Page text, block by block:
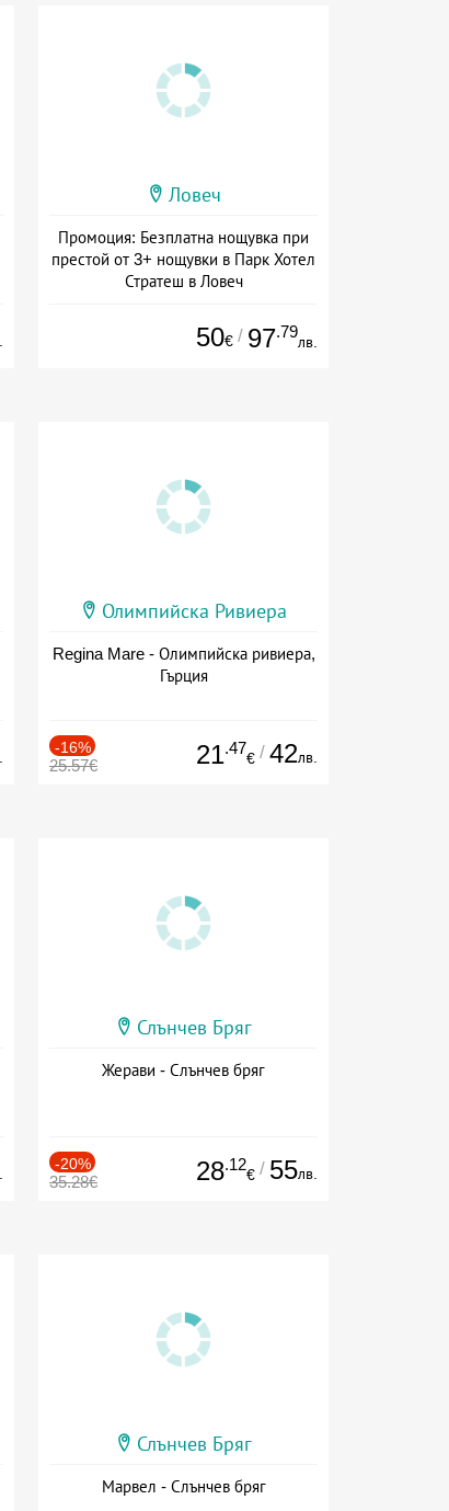
Ловеч
Промоция: Безплатна нощувка при
престой от 3+ нощувки в Парк Хотел
Стратеш в Ловеч
50€ / 97.79
лв.
Олимпийска Ривиера
Regina Mare - Олимпийска ривиера,
Гърция
-16%
25.57€ 21.47
€ / 42лв.
Слънчев Бряг
Жерави - Слънчев бряг
-20%
35.28€ 28.12
€ / 55лв.
Слънчев Бряг
Марвел - Слънчев бряг